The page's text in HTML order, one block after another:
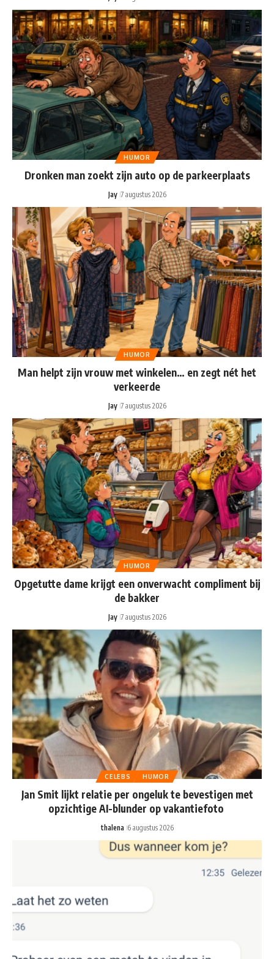
HUMOR
Dronken man zoekt zijn auto op de parkeerplaats
Jay 7 augustus 2026
HUMOR
Man helpt zijn vrouw met winkelen… en zegt nét het
verkeerde
Jay 7 augustus 2026
HUMOR
Opgetutte dame krijgt een onverwacht compliment bij
de bakker
Jay 7 augustus 2026
CELEBS HUMOR
Jan Smit lijkt relatie per ongeluk te bevestigen met
opzichtige AI-blunder op vakantiefoto
thalena 6 augustus 2026